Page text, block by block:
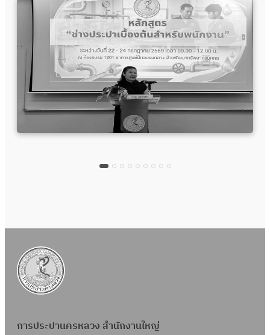
การประปานครหลวง สำนักงานใหญ่